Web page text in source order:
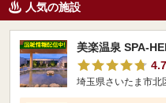
人気の施設
美楽温泉 SPA-
4.7
埼玉県さいたま市北